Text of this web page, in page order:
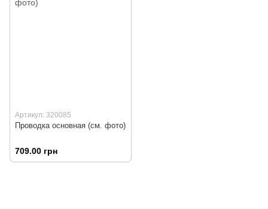
Артикул: 320085
Проводка основная (см. фото)
709.00 грн